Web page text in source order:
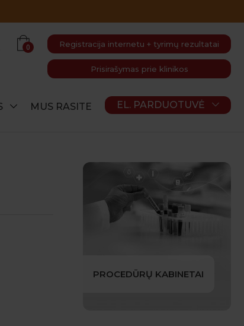
Registracija internetu + tyrimų rezultatai
Prisirašymas prie klinikos
0
MUS RASITE EL. PARDUOTUVĖ
PROCEDŪRŲ KABINETAI